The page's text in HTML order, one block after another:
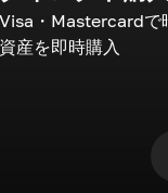
Visa・Mastercardで
資産を即時購入